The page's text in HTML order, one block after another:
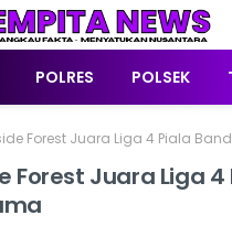
POLRES POLSEK
Forest Juara Liga 4 Piala
Forest Juara Liga 4